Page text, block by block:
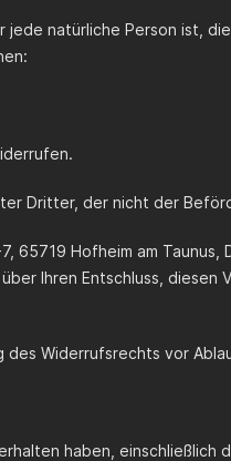
natürliche Person ist,
Dritter, der nicht der
65719 Hofheim am
Ihren Entschluss,
des Widerrufsrechts vor
haben,